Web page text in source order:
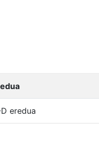
eredua